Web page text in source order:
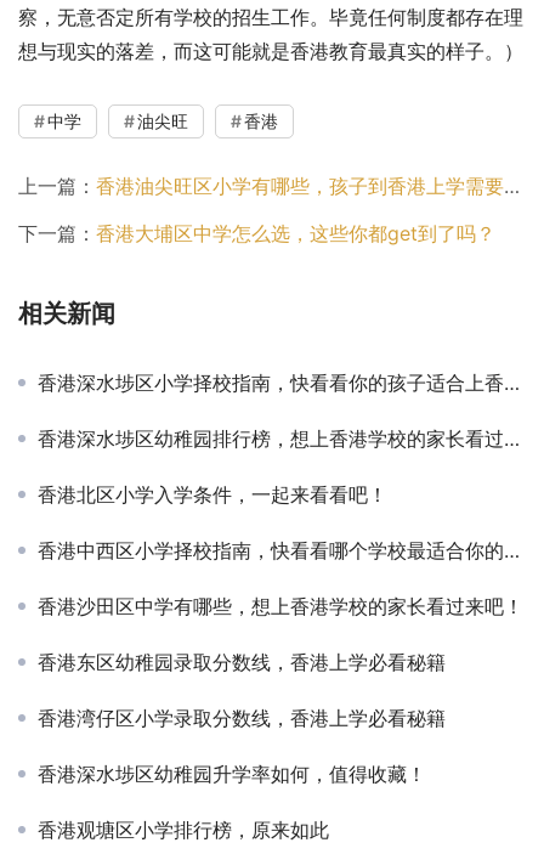
察，无意否定所有学校的招生工作。毕竟任何制度都存在理
想与现实的落差，而这可能就是香港教育最真实的样子。）
中学 油尖旺 香港
上一篇： 香港油尖旺区小学有哪些，孩子到香港上学需要注意什么？
下一篇： 香港大埔区中学怎么选，这些你都get到了吗？
相关新闻
香港深水埗区小学择校指南，快看看你的孩子适合上香港的学校吗？
香港深水埗区幼稚园排行榜，想上香港学校的家长看过来吧！
香港北区小学入学条件，一起来看看吧！
香港中西区小学择校指南，快看看哪个学校最适合你的孩子
香港沙田区中学有哪些，想上香港学校的家长看过来吧！
香港东区幼稚园录取分数线，香港上学必看秘籍
香港湾仔区小学录取分数线，香港上学必看秘籍
香港深水埗区幼稚园升学率如何，值得收藏！
香港观塘区小学排行榜，原来如此